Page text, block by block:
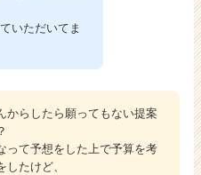
いただいてま
からしたら願ってもない提案
って予想をした上で予算を考
したけど、